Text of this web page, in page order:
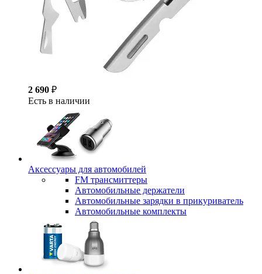
2 690 ₽
Есть в наличии
Аксессуары для автомобилей
FM трансмиттеры
Автомобильные держатели
Автомобильные зарядки в прикуриватель
Автомобильные комплекты